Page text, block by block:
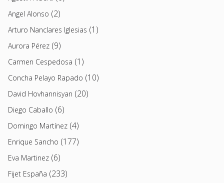
Angel Alonso (2)
Arturo Nanclares Iglesias (1)
Aurora Pérez (9)
Carmen Cespedosa (1)
Concha Pelayo Rapado (10)
David Hovhannisyan (20)
Diego Caballo (6)
Domingo Martínez (4)
Enrique Sancho (177)
Eva Martinez (6)
Fijet España (233)